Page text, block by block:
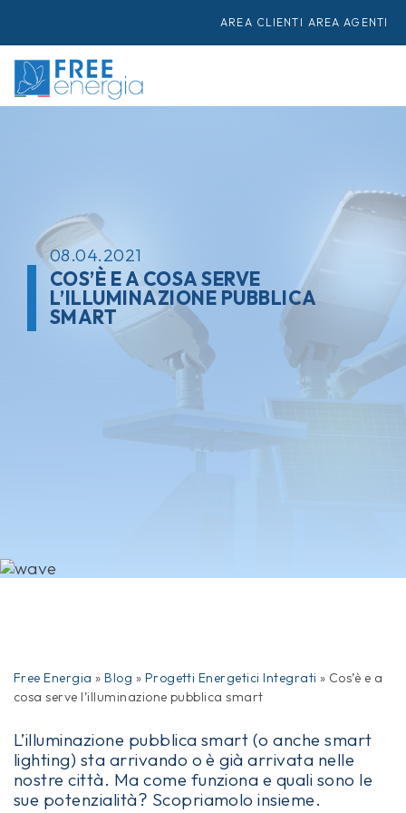
AREA CLIENTI AREA AGENTI
08.04.2021
COS’È E A COSA SERVE
L’ILLUMINAZIONE PUBBLICA
SMART
Free Energia » Blog » Progetti Energetici Integrati » Cos’è e a
cosa serve l’illuminazione pubblica smart
L’illuminazione pubblica smart (o anche smart
lighting) sta arrivando o è già arrivata nelle
nostre città. Ma come funziona e quali sono le
sue potenzialità? Scopriamolo insieme.